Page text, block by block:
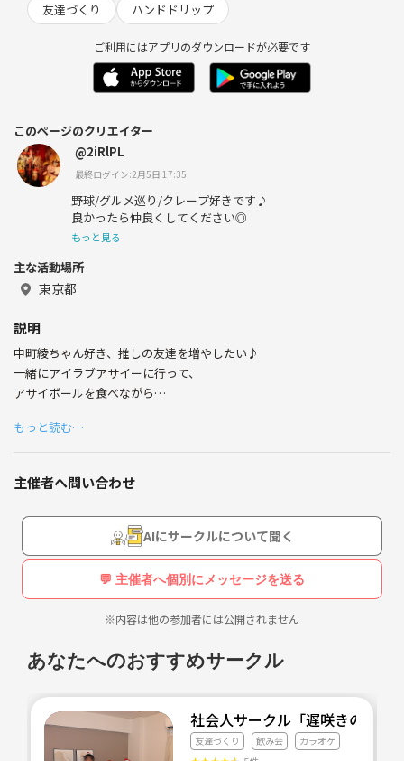
友達づくり ハンドドリップ
ご利用にはアプリのダウンロードが必要です
このページのクリエイター
@2iRlPL
最終ログイン:2月5日 17:35
野球/グルメ巡り/クレープ好きです♪
良かったら仲良くしてください◎
もっと見る
主な活動場所
東京都
説明
中町綾ちゃん好き、推しの友達を増やしたい♪
一緒にアイラブアサイーに行って、
アサイボールを食べながら
もっと読む…
主催者へ問い合わせ
AIにサークルについて聞く
💬 主催者へ個別にメッセージを送る
※内容は他の参加者には公開されません
あなたへのおすすめサークル
社会人サークル「遅咲きの花」
友達づくり 飲み会 カラオケ